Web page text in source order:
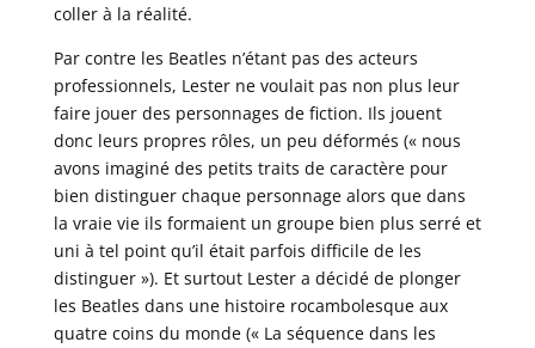
coller à la réalité.
Par contre les Beatles n’étant pas des acteurs
professionnels, Lester ne voulait pas non plus leur
faire jouer des personnages de fiction. Ils jouent
donc leurs propres rôles, un peu déformés (« nous
avons imaginé des petits traits de caractère pour
bien distinguer chaque personnage alors que dans
la vraie vie ils formaient un groupe bien plus serré et
uni à tel point qu’il était parfois difficile de les
distinguer »). Et surtout Lester a décidé de plonger
les Beatles dans une histoire rocambolesque aux
quatre coins du monde (« La séquence dans les